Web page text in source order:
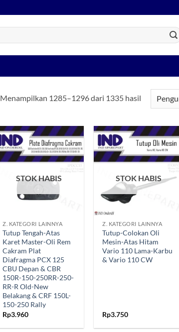
Menampilkan 1285–1296 dari 1335 hasil
Tambahkan
ke Wishlist
STOK HABIS
Z. KATEGORI LAINNYA
Tutup Tengah-Atas
Karet Master-Oli Rem
Cakram Plat
Diafragma PCX 125
CBU Depan & CBR
150R-150-250RR-250-
RR-R Old-New
Belakang & CRF 150L-
150-250 Rally
Rp3.960
Tambahkan
ke Wishlist
STOK HABIS
Z. KATEGORI LAINNYA
Tutup-Colokan Oli
Mesin-Atas Hitam
Vario 110 Lama-Karbu
& Vario 110 CW
Rp3.750